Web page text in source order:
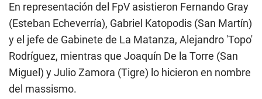
En representación del FpV asistieron Fernando Gray
(Esteban Echeverría), Gabriel Katopodis (San Martín)
y el jefe de Gabinete de La Matanza, Alejandro 'Topo'
Rodríguez, mientras que Joaquín De la Torre (San
Miguel) y Julio Zamora (Tigre) lo hicieron en nombre
del massismo.